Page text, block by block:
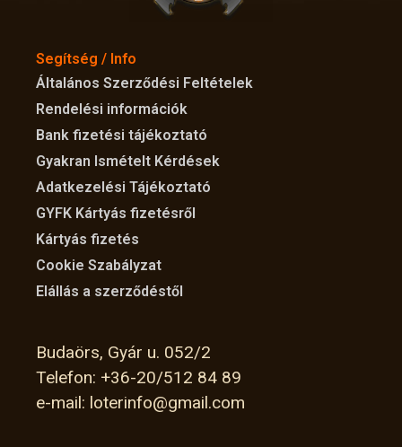
Segítség / Info
Általános Szerződési Feltételek
Rendelési információk
Bank fizetési tájékoztató
Gyakran Ismételt Kérdések
Adatkezelési Tájékoztató
GYFK Kártyás fizetésről
Kártyás fizetés
Cookie Szabályzat
Elállás a szerződéstől
Budaörs, Gyár u. 052/2
Telefon: +36-20/512 84 89
e-mail: loterinfo@gmail.com